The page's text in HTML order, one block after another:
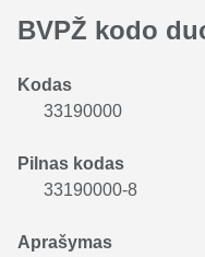
BVPŽ kodo
Kodas
33190000
Pilnas kodas
33190000-8
Aprašymas